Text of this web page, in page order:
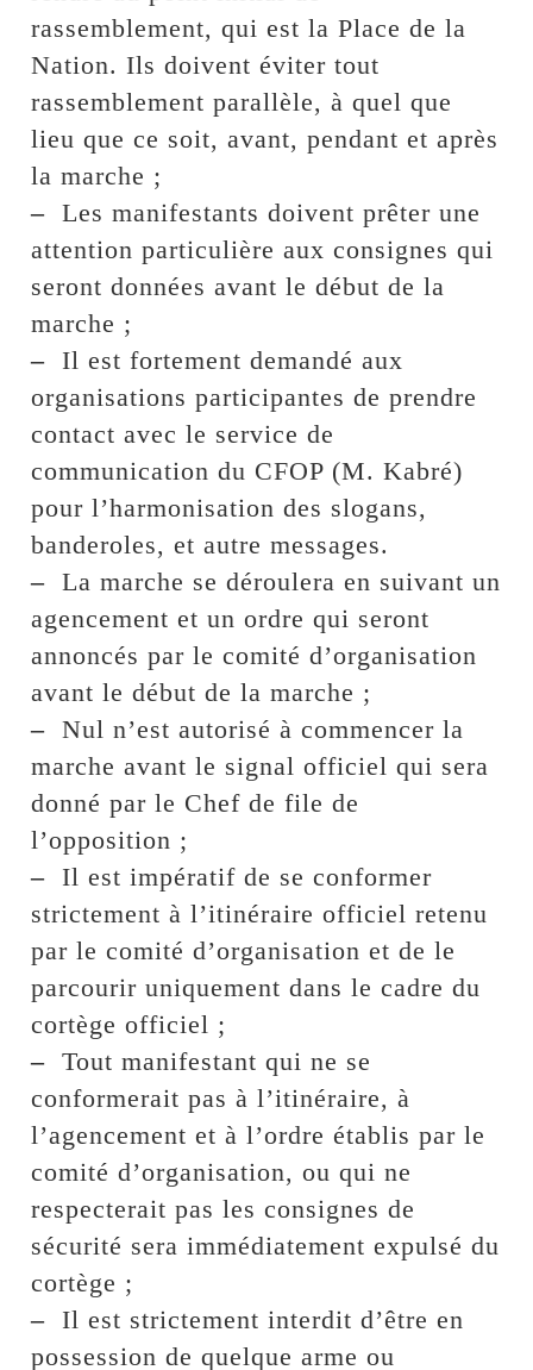
rassemblement, qui est la Place de la
Nation. Ils doivent éviter tout
rassemblement parallèle, à quel que
lieu que ce soit, avant, pendant et après
la marche ;
– Les manifestants doivent prêter une
attention particulière aux consignes qui
seront données avant le début de la
marche ;
– Il est fortement demandé aux
organisations participantes de prendre
contact avec le service de
communication du CFOP (M. Kabré)
pour l’harmonisation des slogans,
banderoles, et autre messages.
– La marche se déroulera en suivant un
agencement et un ordre qui seront
annoncés par le comité d’organisation
avant le début de la marche ;
– Nul n’est autorisé à commencer la
marche avant le signal officiel qui sera
donné par le Chef de file de
l’opposition ;
– Il est impératif de se conformer
strictement à l’itinéraire officiel retenu
par le comité d’organisation et de le
parcourir uniquement dans le cadre du
cortège officiel ;
– Tout manifestant qui ne se
conformerait pas à l’itinéraire, à
l’agencement et à l’ordre établis par le
comité d’organisation, ou qui ne
respecterait pas les consignes de
sécurité sera immédiatement expulsé du
cortège ;
– Il est strictement interdit d’être en
possession de quelque arme ou